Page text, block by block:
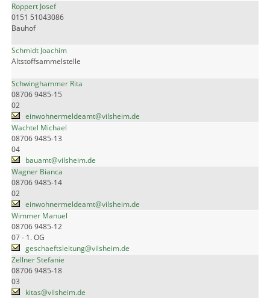
Roppert Josef
0151 51043086
Bauhof
Schmidt Joachim
Altstoffsammelstelle
Schwinghammer Rita
08706 9485-15
02
einwohnermeldeamt@vilsheim.de
Wachtel Michael
08706 9485-13
04
bauamt@vilsheim.de
Wagner Bianca
08706 9485-14
02
einwohnermeldeamt@vilsheim.de
Wimmer Manuel
08706 9485-12
07 - 1. OG
geschaeftsleitung@vilsheim.de
Zellner Stefanie
08706 9485-18
03
kitas@vilsheim.de